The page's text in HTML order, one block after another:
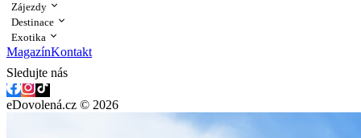
Zájezdy
Destinace
Exotika
MagazínKontakt
Sledujte nás
eDovolená.cz © 2026